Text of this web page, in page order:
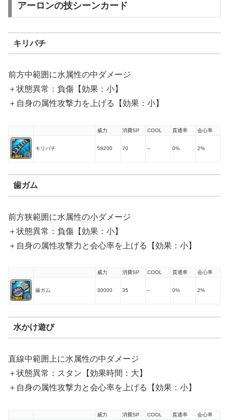
アーロンの技シーンカード
キリバチ
前方中範囲に水属性の中ダメージ
＋状態異常：負傷【効果：小】
＋自身の属性攻撃力を上げる【効果：小】
威力 消費SP COOL 貫通率 会心率
キリバチ 58200 70 – 0% 2%
歯ガム
前方狭範囲に水属性の小ダメージ
＋状態異常：負傷【効果：小】
＋自身の属性攻撃力と会心率を上げる【効果：小】
威力 消費SP COOL 貫通率 会心率
歯ガム 30000 35 – 0% 2%
水かけ遊び
直線中範囲上に水属性の中ダメージ
＋状態異常：スタン【効果時間：大】
＋自身の属性攻撃力と会心率を上げる【効果：小】
威力 消費SP COOL 貫通率 会心率